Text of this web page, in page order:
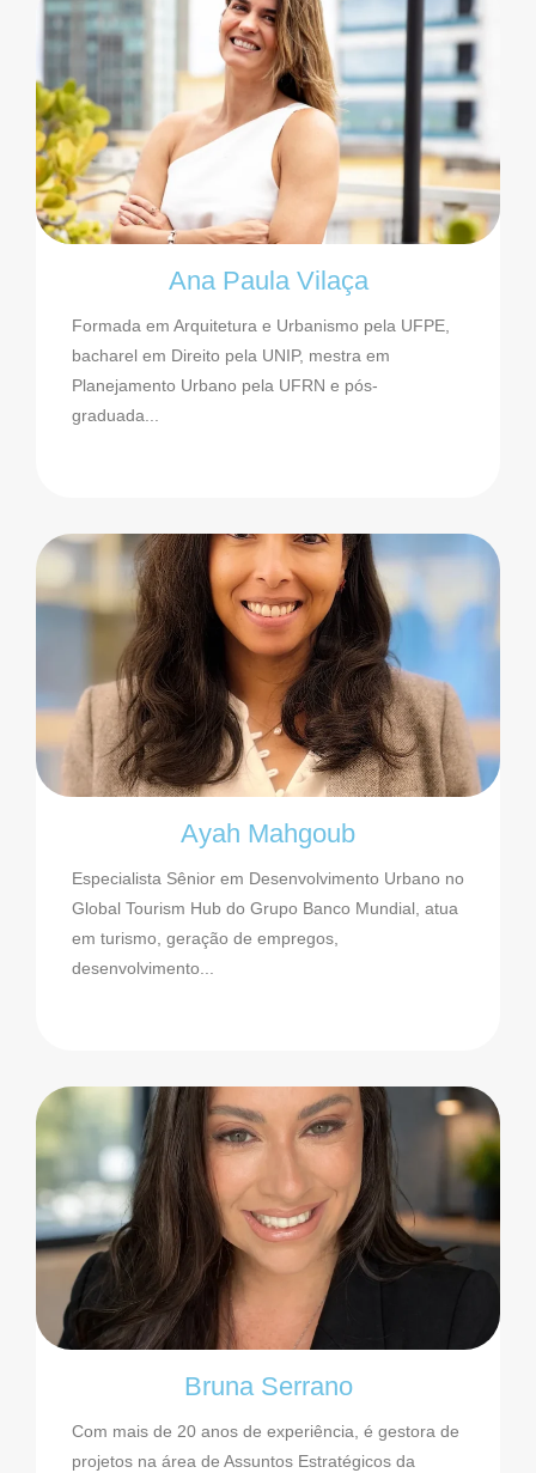
Ana Paula Vilaça
Formada em Arquitetura e Urbanismo pela UFPE,
bacharel em Direito pela UNIP, mestra em
Planejamento Urbano pela UFRN e pós-
graduada...
Ayah Mahgoub
Especialista Sênior em Desenvolvimento Urbano no
Global Tourism Hub do Grupo Banco Mundial, atua
em turismo, geração de empregos,
desenvolvimento...
Bruna Serrano
Com mais de 20 anos de experiência, é gestora de
projetos na área de Assuntos Estratégicos da